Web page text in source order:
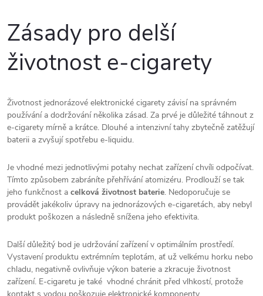
Zásady pro delší
životnost e-cigarety
Životnost jednorázové elektronické cigarety závisína správném
používání a dodržování několika zásad. Za prvé je důležité táhnout z
e-cigarety mírně a krátce. Dlouhé a intenzivní tahy zbytečně zatěžují
baterii a zvyšují spotřebu e-liquidu.
Je vhodné mezi jednotlivými potahy nechat zařízení chvíli odpočívat.
Tímto způsobem zabráníte přehřívání atomizéru. Prodlouží se tak
jeho funkčnost a celková životnost baterie. Nedoporučuje se
provádět jakékoliv úpravy na jednorázových e-cigaretách, aby nebyl
produkt poškozen a následně snížena jeho efektivita.
Další důležitý bod je udržování zařízení v optimálním prostředí.
Vystavení produktu extrémním teplotám, ať už velkému horku nebo
chladu, negativně ovlivňuje výkon baterie a zkracuje životnost
zařízení. E-cigaretu je také vhodné chránit před vlhkostí, protože